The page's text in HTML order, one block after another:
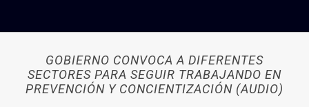
GOBIERNO CONVOCA A DIFERENTES
SECTORES PARA SEGUIR TRABAJANDO EN
PREVENCIÓN Y CONCIENTIZACIÓN (AUDIO)